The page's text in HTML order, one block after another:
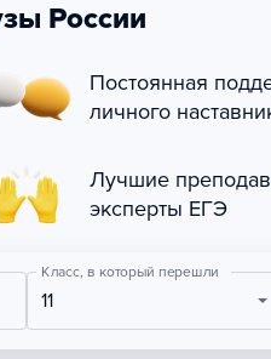
России
Постоянная
личного
Лучшие
эксперты ЕГЭ
Класс, в который перешли
11